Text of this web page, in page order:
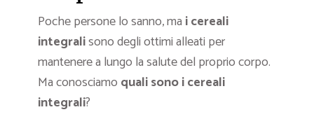
Poche persone lo sanno, ma i cereali
integralisono degli ottimi alleati per
mantenere a lungo la salute del proprio corpo.
Ma conosciamo quali sono i cereali
integrali?